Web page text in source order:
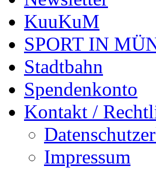
KuuKuM
SPORT IN
Stadtbahn
Spendenkonto
Kontakt /
Impressum